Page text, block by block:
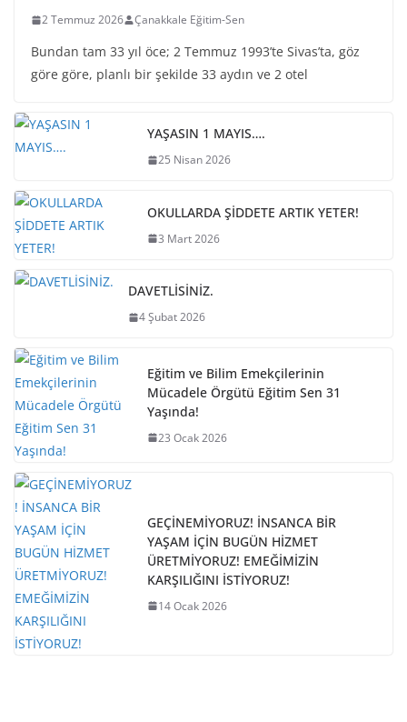
2 Temmuz 2026 Çanakkale Eğitim-Sen
Bundan tam 33 yıl öce; 2 Temmuz 1993’te Sivas’ta, göz
göre göre, planlı bir şekilde 33 aydın ve 2 otel
YAŞASIN 1 MAYIS….
25 Nisan 2026
OKULLARDA ŞİDDETE ARTIK YETER!
3 Mart 2026
DAVETLİSİNİZ.
4 Şubat 2026
Eğitim ve Bilim Emekçilerinin
Mücadele Örgütü Eğitim Sen 31
Yaşında!
23 Ocak 2026
GEÇİNEMİYORUZ! İNSANCA BİR
YAŞAM İÇİN BUGÜN HİZMET
ÜRETMİYORUZ! EMEĞİMİZİN
KARŞILIĞINI İSTİYORUZ!
14 Ocak 2026